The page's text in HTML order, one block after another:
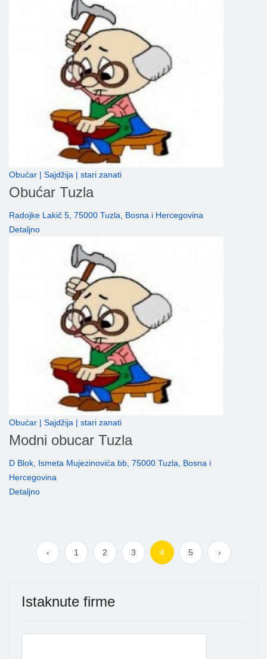
Obućar | Sajdžija | stari zanati
Obućar Tuzla
Radojke Lakič 5, 75000 Tuzla, Bosna i Hercegovina
Detaljno
Obućar | Sajdžija | stari zanati
Modni obucar Tuzla
D Blok, Ismeta Mujezinovića bb, 75000 Tuzla, Bosna i
Hercegovina
Detaljno
‹ 1 2 3 4 5 ›
Istaknute firme